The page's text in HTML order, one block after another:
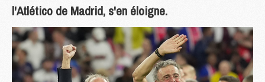
l'Atlético de Madrid, s'en éloigne.